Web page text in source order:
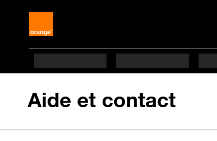
Aide et contact